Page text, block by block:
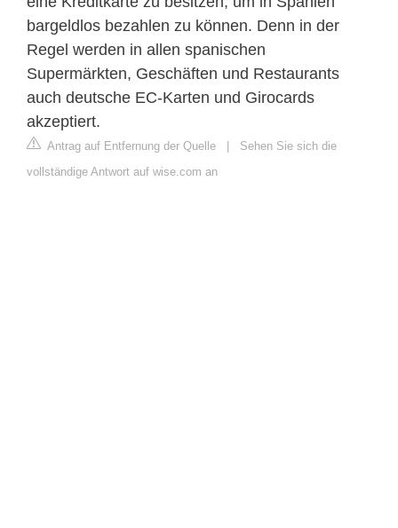
bargeldlos bezahlen zu können. Denn in der
Regel werden in allen spanischen
Supermärkten, Geschäften und Restaurants
auch deutsche EC-Karten und Girocards
akzeptiert.
Antrag auf Entfernung der Quelle | Sehen Sie sich die
vollständige Antwort auf wise.com an